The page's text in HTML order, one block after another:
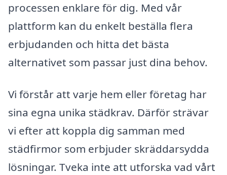
processen enklare för dig. Med vår
plattform kan du enkelt beställa flera
erbjudanden och hitta det bästa
alternativet som passar just dina behov.
Vi förstår att varje hem eller företag har
sina egna unika städkrav. Därför strävar
vi efter att koppla dig samman med
städfirmor som erbjuder skräddarsydda
lösningar. Tveka inte att utforska vad vårt